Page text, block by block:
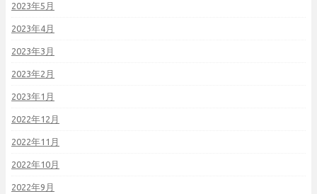
2023年5月
2023年4月
2023年3月
2023年2月
2023年1月
2022年12月
2022年11月
2022年10月
2022年9月